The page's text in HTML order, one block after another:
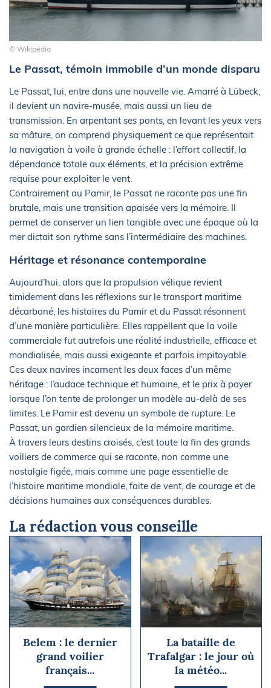
© Wikipédia
Le Passat, témoin immobile d’un monde disparu
Le Passat, lui, entre dans une nouvelle vie. Amarré à Lübeck,
il devient un navire-musée, mais aussi un lieu de
transmission. En arpentant ses ponts, en levant les yeux vers
sa mâture, on comprend physiquement ce que représentait
la navigation à voile à grande échelle : l’effort collectif, la
dépendance totale aux éléments, et la précision extrême
requise pour exploiter le vent.
Contrairement au Pamir, le Passat ne raconte pas une fin
brutale, mais une transition apaisée vers la mémoire. Il
permet de conserver un lien tangible avec une époque où la
mer dictait son rythme sans l’intermédiaire des machines.
Héritage et résonance contemporaine
Aujourd’hui, alors que la propulsion vélique revient
timidement dans les réflexions sur le transport maritime
décarboné, les histoires du Pamir et du Passat résonnent
d’une manière particulière. Elles rappellent que la voile
commerciale fut autrefois une réalité industrielle, efficace et
mondialisée, mais aussi exigeante et parfois impitoyable.
Ces deux navires incarnent les deux faces d’un même
héritage : l’audace technique et humaine, et le prix à payer
lorsque l’on tente de prolonger un modèle au-delà de ses
limites. Le Pamir est devenu un symbole de rupture. Le
Passat, un gardien silencieux de la mémoire maritime.
À travers leurs destins croisés, c’est toute la fin des grands
voiliers de commerce qui se raconte, non comme une
nostalgie figée, mais comme une page essentielle de
l’histoire maritime mondiale, faite de vent, de courage et de
décisions humaines aux conséquences durables.
La rédaction vous conseille
Belem : le dernier
grand voilier
français...
La bataille de
Trafalgar : le jour où
la météo...